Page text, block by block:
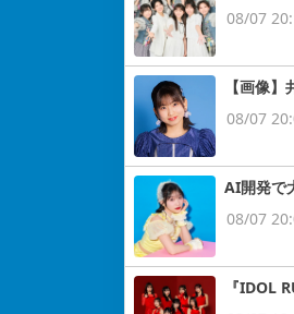
08/07
【画像
08/07
AI開発で
08/07
『IDOL